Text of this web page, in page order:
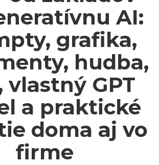
AI:
grafika,
hudba,
vlastný GPT
a praktické
doma aj vo
firme